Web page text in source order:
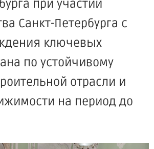
при участии
Санкт-Петербурга с
ключевых
по устойчивому
отрасли и
на период до